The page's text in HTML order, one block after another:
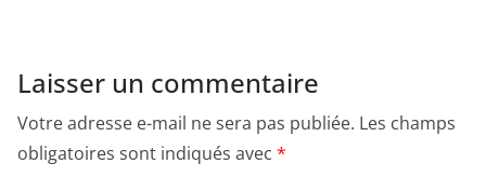
Laisser un commentaire
Votre adresse e-mail ne sera pas publiée. Les champs
obligatoires sont indiqués avec *